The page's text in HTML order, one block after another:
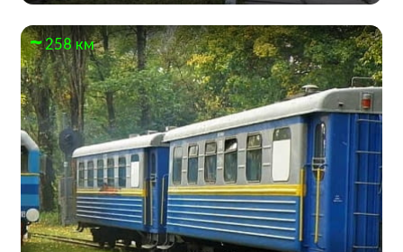
258 км